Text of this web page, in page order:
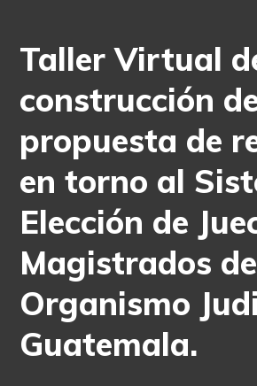
Taller Virtual
construcción
propuesta de
en torno al
Elección de
Magistrados
Organismo
Guatemala.